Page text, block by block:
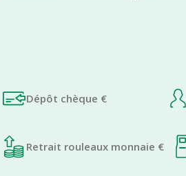
Dépôt chèque €
Retrait rouleaux monnaie €